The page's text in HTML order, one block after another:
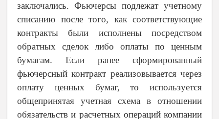
заключались. Фьючерсы подлежат учетному
списанию после того, как соответствующие
контракты были исполнены посредством
обратных сделок либо оплаты по ценным
бумагам. Если ранее сформированный
фьючерсный контракт реализовывается через
оплату ценных бумаг, то используется
общепринятая учетная схема в отношении
обязательств и расчетных операций компании